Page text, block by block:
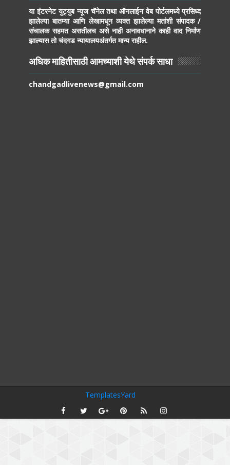
या इंटरनेट युट्युब न्यूज चॅनेल तथा ऑनलाईन वेब पोर्टलमध्ये प्रसिध्द
झालेल्या बातम्या आणि लेखामधून व्यक्त झालेल्या मतांशी संपादक /
संचालक सहमत असतीलच असे नाही अनावधानाने काही वाद निर्माण
झाल्यास तो चंदगड न्यायालयअंतर्गत मान्य राहील.
अधिक माहितीसाठी आमच्याशी येथे संपर्क साधा
chandgadlivenews@gmail.com